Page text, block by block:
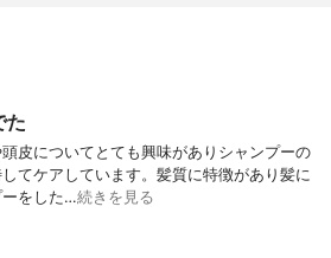
た
皮についてとても興味がありシャンプーの
てケアしています。髪質に特徴があり髪に
ーをした…続きを見る